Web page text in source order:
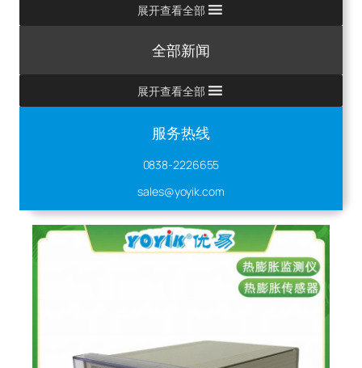
展开查看全部
全部新闻
展开查看全部
服务热线
0838-2226655
sales@yoyik.com